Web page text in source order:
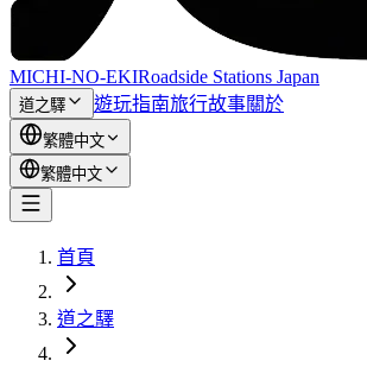
MICHI-NO-EKIRoadside Stations Japan
道之驛 遊玩指南旅行故事關於
繁體中文
繁體中文
首頁
道之驛